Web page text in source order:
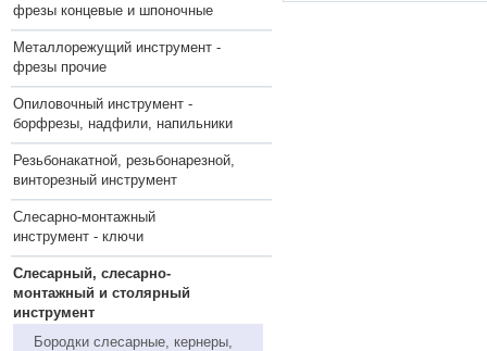
фрезы концевые и шпоночные
Металлорежущий инструмент -
фрезы прочие
Опиловочный инструмент -
борфрезы, надфили, напильники
Резьбонакатной, резьбонарезной,
винторезный инструмент
Слесарно-монтажный
инструмент - ключи
Слесарный, слесарно-
монтажный и столярный
инструмент
Бородки слесарные, кернеры,